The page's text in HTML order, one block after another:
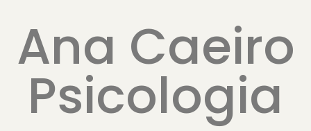
Ana Caeiro
Psicologia